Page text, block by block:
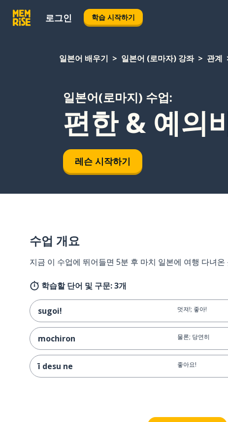
로그인 학습 시작하기
일본어 배우기 일본어 (로마자) 강좌 관계
일본어(로마지) 수업:
편한 & 예의
레슨 시작하기
수업 개요
지금 이 수업에 뛰어들면 5분 후 마치 일본에 여행 다녀온
학습할 단어 및 구문: 3개
sugoi! 멋져!; 좋아!
mochiron 물론; 당연히
ī desu ne 좋아요!